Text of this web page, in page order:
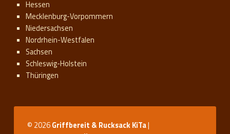
Hessen
Mecklenburg-Vorpommern
Niedersachsen
Nordrhein-Westfalen
Sachsen
Schleswig-Holstein
Thüringen
© 2026Griffbereit & Rucksack KiTa|